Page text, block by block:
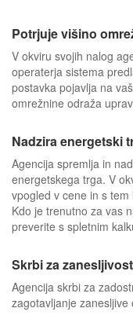
Potrjuje višino
V okviru svojih nalog
operaterja sistema
postavka pojavlja na
omrežnine odraža
Nadzira energetski
Agencija spremlja in
energetskega trga. V
vpogled v cene in s
Kdo je trenutno za vas
preverite s spletnim
Skrbi za
Agencija skrbi za
zagotavljanje zanesljive